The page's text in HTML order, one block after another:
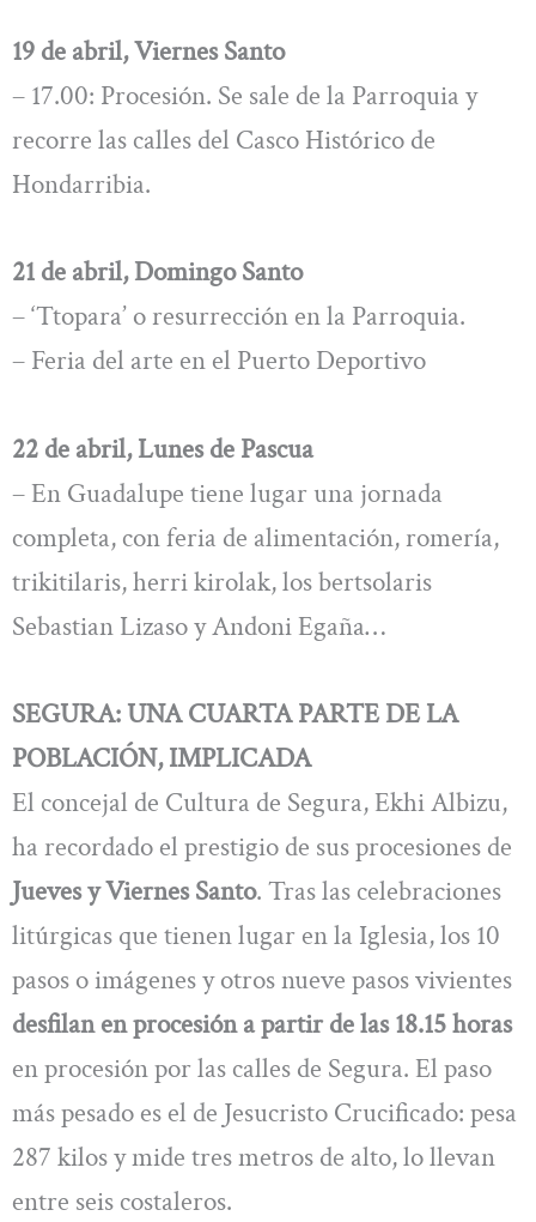
19 de abril, Viernes Santo
– 17.00: Procesión. Se sale de la Parroquia y
recorre las calles del Casco Histórico de
Hondarribia.
21 de abril, Domingo Santo
– ‘Ttopara’ o resurrección en la Parroquia.
– Feria del arte en el Puerto Deportivo
22 de abril, Lunes de Pascua
– En Guadalupe tiene lugar una jornada
completa, con feria de alimentación, romería,
trikitilaris, herri kirolak, los bertsolaris
Sebastian Lizaso y Andoni Egaña…
SEGURA: UNA CUARTA PARTE DE LA
POBLACIÓN, IMPLICADA
El concejal de Cultura de Segura, Ekhi Albizu,
ha recordado el prestigio de sus procesiones de
Jueves y Viernes Santo. Tras las celebraciones
litúrgicas que tienen lugar en la Iglesia, los 10
pasos o imágenes y otros nueve pasos vivientes
desfilan en procesión a partir de las 18.15 horas
en procesión por las calles de Segura. El paso
más pesado es el de Jesucristo Crucificado: pesa
287 kilos y mide tres metros de alto, lo llevan
entre seis costaleros.